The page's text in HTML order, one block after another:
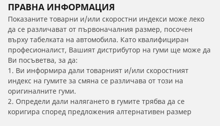
ПРАВНА ИНФОРМАЦИЯ
Показаните товарни и/или скоростни индекси може леко
да се различават от първоначалния размер, посочен
върху табелката на автомобила. Като квалифициран
професионалист, Вашият дистрибутор на гуми ще може да
Ви посъветва, за да:
1. Ви информира дали товарният и/или скоростният
индекс на гумите за смяна се различава от този на
оригиналните гуми.
2. Определи дали налягането в гумите трябва да се
коригира според предложения алтернативен размер